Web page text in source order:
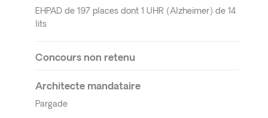
EHPAD de 197 places dont 1 UHR (Alzheimer) de 14
lits
Concours non retenu
Architecte mandataire
Pargade